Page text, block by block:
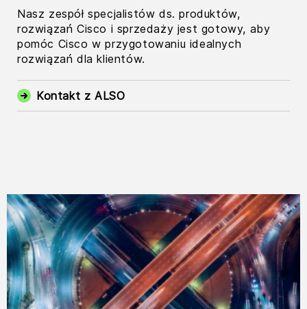
Nasz zespół specjalistów ds. produktów,
rozwiązań Cisco i sprzedaży jest gotowy, aby
pomóc Cisco w przygotowaniu idealnych
rozwiązań dla klientów.
Kontakt z ALSO